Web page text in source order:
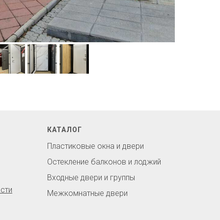
КАТАЛОГ
Пластиковые окна и двери
Остекление балконов и лоджий
Входные двери и группы
Межкомнатные двери